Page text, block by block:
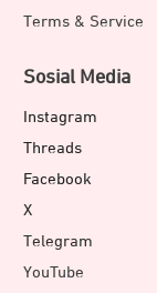
Terms & Service
Sosial Media
Instagram
Threads
Facebook
X
Telegram
YouTube